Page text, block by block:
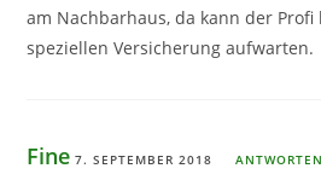
am Nachbarhaus, da kann der
speziellen Versicherung aufwarten.
Fine 7. SEPTEMBER 2018 ANTWORTEN